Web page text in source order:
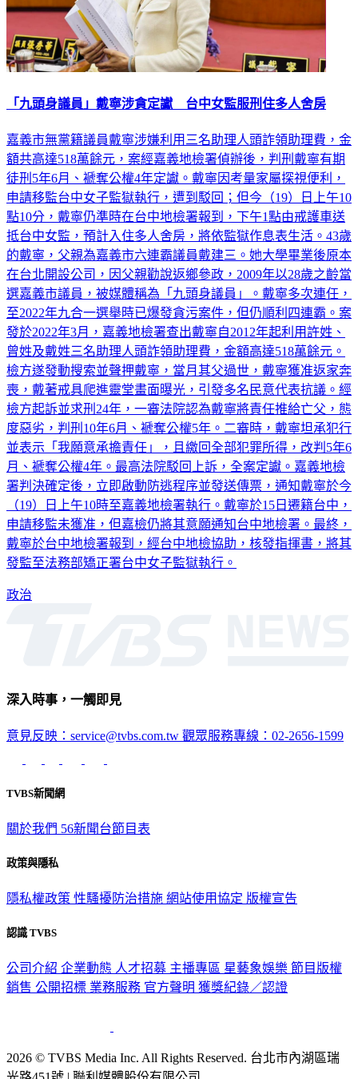
「九頭身議員」戴寧涉貪定讞 台中女監服刑住多人舍房
嘉義市無黨籍議員戴寧涉嫌利用三名助理人頭詐領助理費，金
額共高達518萬餘元，案經嘉義地檢署偵辦後，判刑戴寧有期
徒刑5年6月、褫奪公權4年定讞。戴寧因考量家屬探視便利，
申請移監台中女子監獄執行，遭到駁回；但今（19）日上午10
點10分，戴寧仍準時在台中地檢署報到，下午1點由戒護車送
抵台中女監，預計入住多人舍房，將依監獄作息表生活。43歲
的戴寧，父親為嘉義市六連霸議員戴建三。她大學畢業後原本
在台北開設公司，因父親勸說返鄉參政，2009年以28歲之齡當
選嘉義市議員，被媒體稱為「九頭身議員」。戴寧多次連任，
至2022年九合一選舉時已爆發貪污案件，但仍順利四連霸。案
發於2022年3月，嘉義地檢署查出戴寧自2012年起利用許姓、
曾姓及戴姓三名助理人頭詐領助理費，金額高達518萬餘元。
檢方遂發動搜索並聲押戴寧，當月其父過世，戴寧獲准返家奔
喪，戴著戒具爬進靈堂畫面曝光，引發多名民意代表抗議。經
檢方起訴並求刑24年，一審法院認為戴寧將責任推給亡父，態
度惡劣，判刑10年6月、褫奪公權5年。二審時，戴寧坦承犯行
並表示「我願意承擔責任」，且繳回全部犯罪所得，改判5年6
月、褫奪公權4年。最高法院駁回上訴，全案定讞。嘉義地檢
署判決確定後，立即啟動防逃程序並發送傳票，通知戴寧於今
（19）日上午10時至嘉義地檢署執行。戴寧於15日遷籍台中，
申請移監未獲准，但嘉檢仍將其意願通知台中地檢署。最終，
戴寧於台中地檢署報到，經台中地檢協助，核發指揮書，將其
發監至法務部矯正署台中女子監獄執行。
政治
深入時事，一觸即見
意見反映：service@tvbs.com.tw 觀眾服務專線：02-2656-1599
TVBS新聞網
關於我們 56新聞台節目表
政策與隱私
隱私權政策 性騷擾防治措施 網站使用協定 版權宣告
認識 TVBS
公司介紹 企業動態 人才招募 主播專區 星藝象娛樂 節目版權
銷售 公開招標 業務服務 官方聲明 獲獎紀錄／認證
2026 © TVBS Media Inc. All Rights Reserved. 台北市內湖區瑞